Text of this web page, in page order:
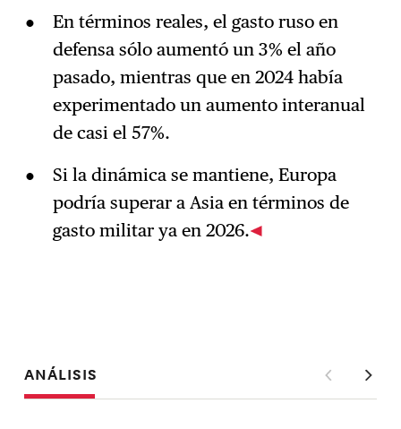
En términos reales, el gasto ruso en
defensa sólo aumentó un 3% el año
pasado, mientras que en 2024 había
experimentado un aumento interanual
de casi el 57%.
Si la dinámica se mantiene, Europa
podría superar a Asia en términos de
gasto militar ya en 2026.
ANÁLISIS